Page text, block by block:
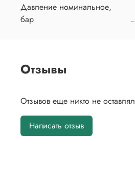
Давление номинальное,
бар
Отзывы
Отзывов еще никто не оставлял
Написать отзыв